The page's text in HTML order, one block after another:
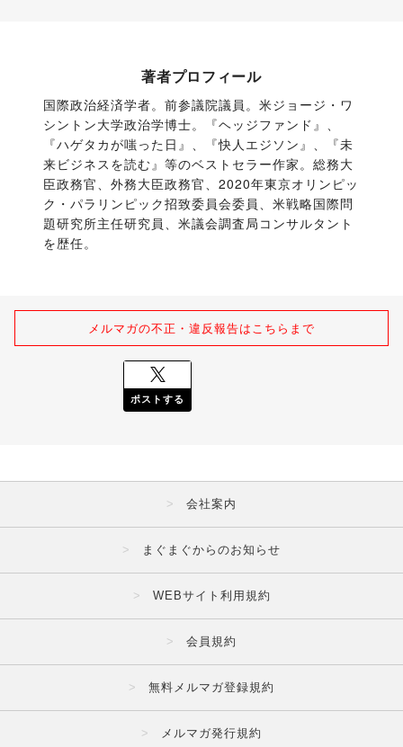
著者プロフィール
国際政治経済学者。前参議院議員。米ジョージ・ワ
シントン大学政治学博士。『ヘッジファンド』、
『ハゲタカが嗤った日』、『快人エジソン』、『未
来ビジネスを読む』等のベストセラー作家。総務大
臣政務官、外務大臣政務官、2020年東京オリンピッ
ク・パラリンピック招致委員会委員、米戦略国際問
題研究所主任研究員、米議会調査局コンサルタント
を歴任。
メルマガの不正・違反報告はこちらまで
ポストする
会社案内
まぐまぐからのお知らせ
WEBサイト利用規約
会員規約
無料メルマガ登録規約
メルマガ発行規約